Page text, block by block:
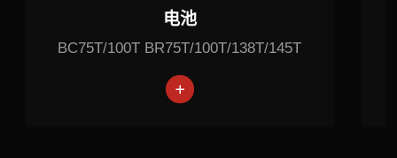
电池
BC75T/100T BR75T/100T/138T/145T
锂电池